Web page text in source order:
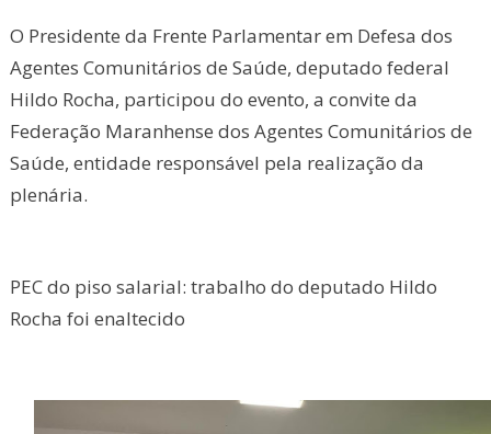
O Presidente da Frente Parlamentar em Defesa dos
Agentes Comunitários de Saúde, deputado federal
Hildo Rocha, participou do evento, a convite da
Federação Maranhense dos Agentes Comunitários de
Saúde, entidade responsável pela realização da
plenária.
PEC do piso salarial: trabalho do deputado Hildo
Rocha foi enaltecido